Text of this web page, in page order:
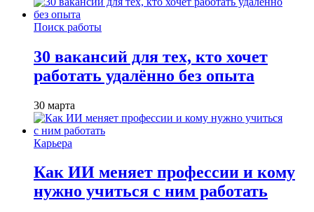
Поиск работы
30 вакансий для тех, кто хочет
работать удалённо без опыта
30 марта
Карьера
Как ИИ меняет профессии и кому
нужно учиться с ним работать